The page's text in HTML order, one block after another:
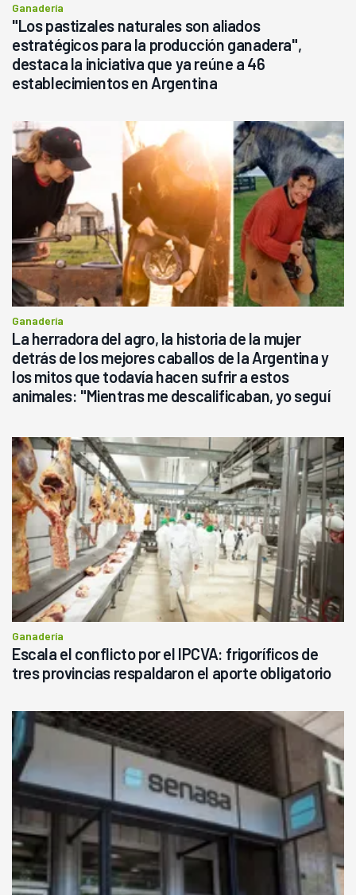
Ganadería
"Los pastizales naturales son aliados
estratégicos para la producción ganadera",
destaca la iniciativa que ya reúne a 46
establecimientos en Argentina
Ganadería
La herradora del agro, la historia de la mujer
detrás de los mejores caballos de la Argentina y
los mitos que todavía hacen sufrir a estos
animales: "Mientras me descalificaban, yo seguí
Ganadería
Escala el conflicto por el IPCVA: frigoríficos de
tres provincias respaldaron el aporte obligatorio